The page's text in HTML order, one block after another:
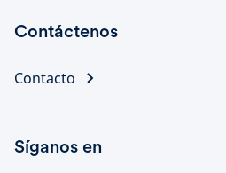
Contáctenos
Contacto
Síganos en